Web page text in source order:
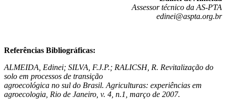
Assessor técnico da AS-PTA
edinei@aspta.org.br
Referências Bibliográficas:
ALMEIDA, Edinei; SILVA, F.J.P.; RALICSH, R. Revitalização do
solo em processos de transição
agroecológica no sul do Brasil. Agriculturas: experiências em
agroecologia, Rio de Janeiro, v. 4, n.1, março de 2007.